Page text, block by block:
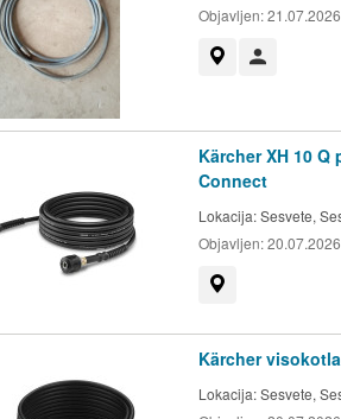
Objavljen:
Kärcher XH 10
Connect
Lokacija:Sesvete,
Objavljen:
Kärcher
Lokacija:Sesvete,